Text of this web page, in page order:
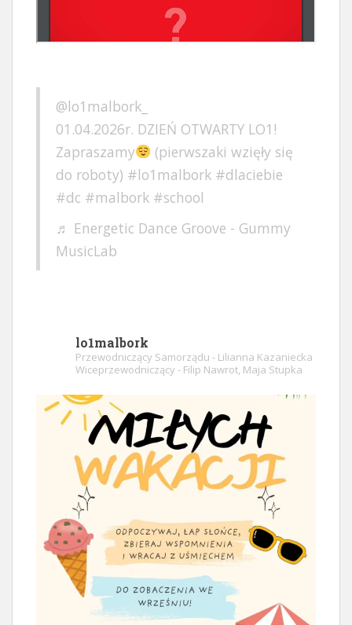
@lo1malbork_
01.04.2026r. DZIEŃ OTWARTY LO1!
Zapraszamy
(pierwszaki wzięły się
do roboty) #lo1malbork #dlaciebie
#dc #malbork #school
♬ Energetic Dance Groove - Gummy
MusicLab
lo1malbork
Przewodniczący Samorządu - Lilianna Kazaniecka
Wiceprzewodniczący - Filip Nawrot, Maja Stupka